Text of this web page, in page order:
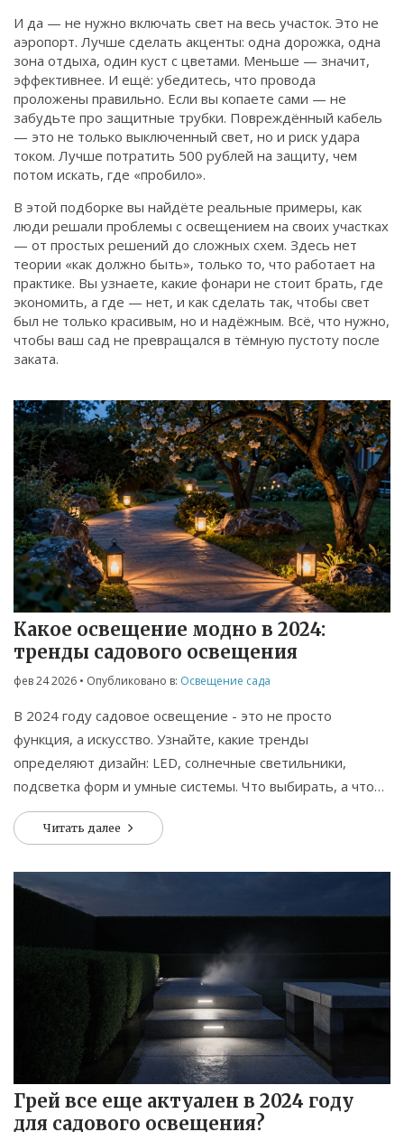
И да — не нужно включать свет на весь участок. Это не
аэропорт. Лучше сделать акценты: одна дорожка, одна
зона отдыха, один куст с цветами. Меньше — значит,
эффективнее. И ещё: убедитесь, что провода
проложены правильно. Если вы копаете сами — не
забудьте про защитные трубки. Повреждённый кабель
— это не только выключенный свет, но и риск удара
током. Лучше потратить 500 рублей на защиту, чем
потом искать, где «пробило».
В этой подборке вы найдёте реальные примеры, как
люди решали проблемы с освещением на своих участках
— от простых решений до сложных схем. Здесь нет
теории «как должно быть», только то, что работает на
практике. Вы узнаете, какие фонари не стоит брать, где
экономить, а где — нет, и как сделать так, чтобы свет
был не только красивым, но и надёжным. Всё, что нужно,
чтобы ваш сад не превращался в тёмную пустоту после
заката.
Какое освещение модно в 2024:
тренды садового освещения
фев 24 2026 • Опубликовано в: Освещение сада
В 2024 году садовое освещение - это не просто
функция, а искусство. Узнайте, какие тренды
определяют дизайн: LED, солнечные светильники,
подсветка форм и умные системы. Что выбирать, а что
избегать.
Читать далее
Грей все еще актуален в 2024 году
для садового освещения?